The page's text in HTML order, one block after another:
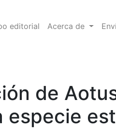
en una especie
editorial Acerca de
de
especie